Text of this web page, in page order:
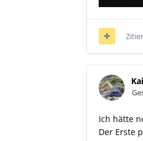
Ich hätte
Der Erste